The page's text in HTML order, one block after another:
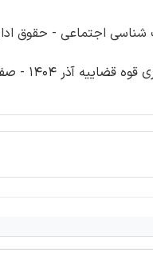
شناسی اجتماعی - حقوق
- صفحه 528 (81 سوال)